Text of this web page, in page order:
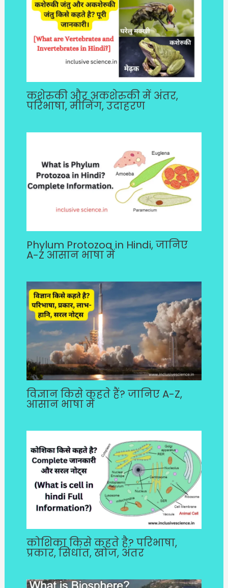
कशेरुकी और अकशेरुकी में अंतर,
परिभाषा, मीनिंग, उदाहरण
Phylum Protozoa in Hindi, जानिए
A-Z आसान भाषा में
विज्ञान किसे कहते हैं? जानिए A-Z,
आसान भाषा में
कोशिका किसे कहते है? परिभाषा,
प्रकार, सिधांत, खोज, अंतर